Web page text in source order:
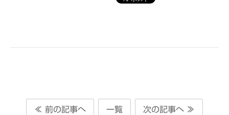
≪ 前の記事へ 一覧 次の記事へ ≫